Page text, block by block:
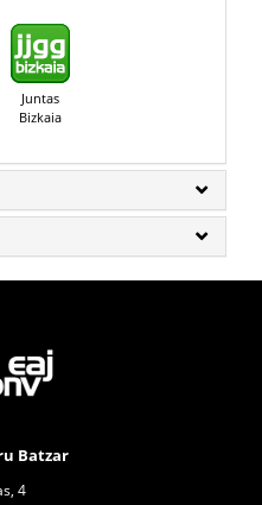
Juntas
Bizkaia
Batzar
4